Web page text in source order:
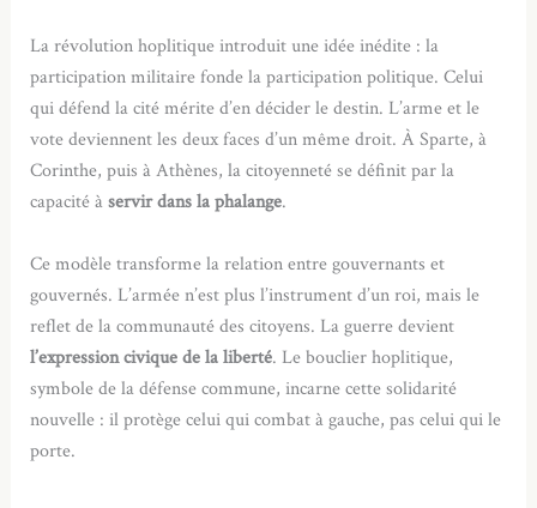
La révolution hoplitique introduit une idée inédite : la
participation militaire fonde la participation politique. Celui
qui défend la cité mérite d’en décider le destin. L’arme et le
vote deviennent les deux faces d’un même droit. À Sparte, à
Corinthe, puis à Athènes, la citoyenneté se définit par la
capacité àservir dans la phalange.
Ce modèle transforme la relation entre gouvernants et
gouvernés. L’armée n’est plus l’instrument d’un roi, mais le
reflet de la communauté des citoyens. La guerre devient
l’expression civique de la liberté. Le bouclier hoplitique,
symbole de la défense commune, incarne cette solidarité
nouvelle : il protège celui qui combat à gauche, pas celui qui le
porte.